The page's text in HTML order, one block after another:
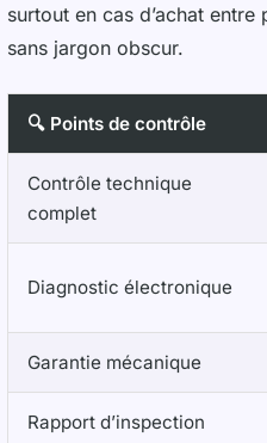
surtout en cas d’achat
sans jargon obscur.
🔍 Points de contrôle
Contrôle technique
complet
Diagnostic électronique
Garantie mécanique
Rapport d’inspection